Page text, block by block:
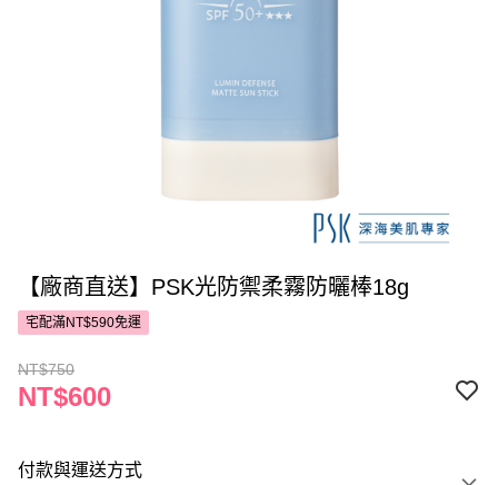
【廠商直送】PSK光防禦柔霧防曬棒18g
宅配滿NT$590免運
NT$750
NT$600
付款與運送方式